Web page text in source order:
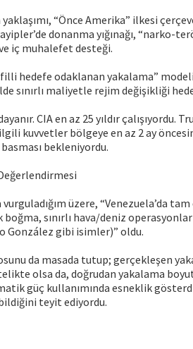
“Önce Amerika” ilkesi
donanma yığınağı, “narko-
iç muhalefet desteği.
hedefe odaklanan yakalama”
sınırlı maliyetle rejim değişikliği
CIA en az 25 yıldır çalışıyordu.
kuvvetler bölgeye en az 2 ay
basması bekleniyordu.
üzere, “Venezuela’da
sınırlı hava/deniz
González gibi isimler)” oldu.
da masada tutup; gerçekleşen
olsa da, doğrudan yakalama
güç kullanımında esneklik
teyit ediyordu.